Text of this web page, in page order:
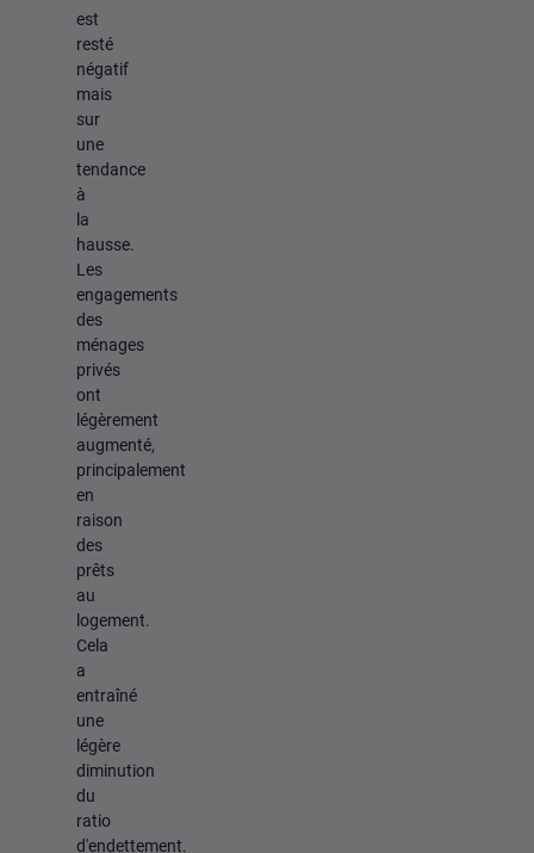
est
resté
négatif
mais
sur
une
tendance
à
la
hausse.
Les
engagements
des
ménages
privés
ont
légèrement
augmenté,
principalement
en
raison
des
prêts
au
logement.
Cela
a
entraîné
une
légère
diminution
du
ratio
d'endettement.